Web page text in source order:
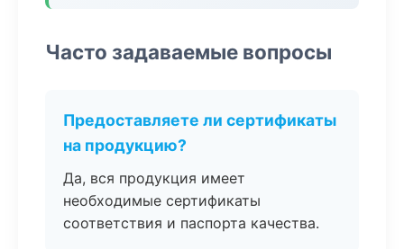
Часто задаваемые вопросы
Предоставляете ли сертификаты
на продукцию?
Да, вся продукция имеет
необходимые сертификаты
соответствия и паспорта качества.